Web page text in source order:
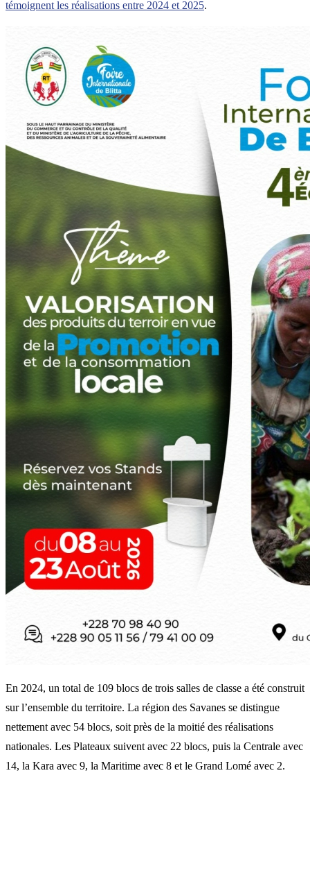
témoignent les réalisations entre 2024 et 2025.
En 2024, un total de 109 blocs de trois salles de classe a été construit
sur l’ensemble du territoire. La région des Savanes se distingue
nettement avec 54 blocs, soit près de la moitié des réalisations
nationales. Les Plateaux suivent avec 22 blocs, puis la Centrale avec
14, la Kara avec 9, la Maritime avec 8 et le Grand Lomé avec 2.